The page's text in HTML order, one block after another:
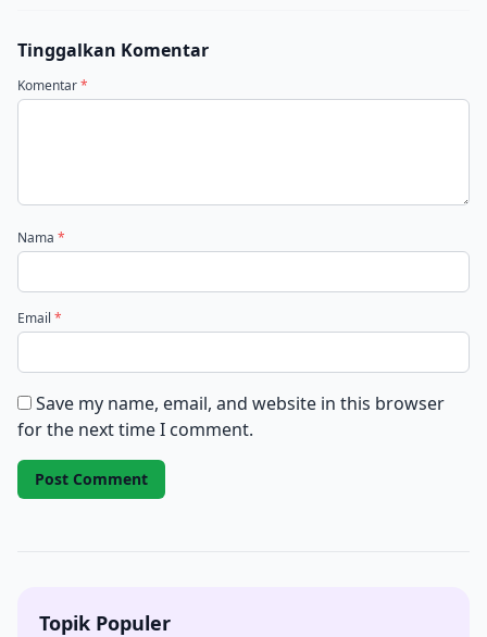
Tinggalkan Komentar
Komentar*
Nama *
Email *
Save my name, email, and website in this browser
for the next time I comment.
Topik Populer